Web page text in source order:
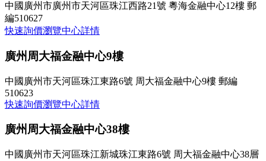
中國廣州市廣州市天河區珠江西路21號 粵海金融中心12樓 郵
編510627
快速詢價瀏覽中心詳情
廣州周大福金融中心9樓
中國廣州市天河區珠江東路6號 周大福金融中心9樓 郵編
510623
快速詢價瀏覽中心詳情
廣州周大福金融中心38樓
中國廣州市天河區珠江新城珠江東路6號 周大福金融中心38層